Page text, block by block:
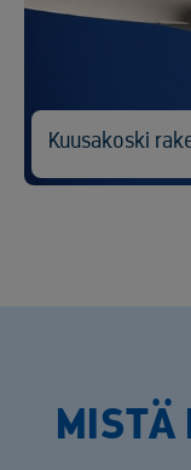
MISTÄ